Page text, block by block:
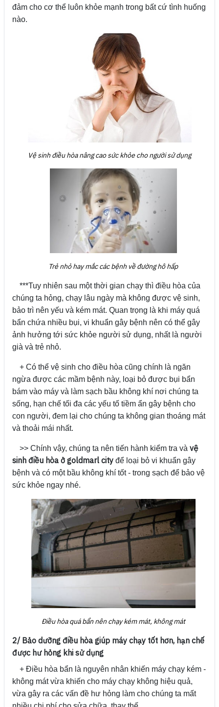
đảm cho cơ thể luôn khỏe mạnh trong bất cứ tình huống
nào.
Vệ sinh điều hòa nâng cao sức khỏe cho người sử dụng
Trẻ nhỏ hay mắc các bệnh về đường hô hấp
***Tuy nhiên sau một thời gian chạy thì điều hòa của
chúng ta hỏng, chạy lâu ngày mà không được vệ sinh,
bảo trì nên yếu và kém mát. Quan trọng là khi máy quá
bẩn chứa nhiều bụi, vi khuẩn gây bệnh nên có thể gây
ảnh hưởng tới sức khỏe người sử dụng, nhất là người
già và trẻ nhỏ.
+ Có thể vệ sinh cho điều hòa cũng chính là ngăn
ngừa được các mầm bệnh này, loại bỏ được bụi bẩn
bám vào máy và làm sạch bầu không khí nơi chúng ta
sống, hạn chế tối đa các yếu tố tiềm ẩn gây bệnh cho
con người, đem lại cho chúng ta không gian thoáng mát
và thoải mái nhất.
>> Chính vậy, chúng ta nên tiến hành kiểm tra và vệ
sinh điều hòa ở goldmarl city để loại bỏ vi khuẩn gây
bệnh và có một bầu không khí tốt - trong sạch để bảo vệ
sức khỏe ngay nhé.
Điều hòa quá bẩn nên chạy kém mát, không mát
2/ Bảo dưỡng điều hòa giúp máy chạy tốt hơn, hạn chế
được hư hỏng khi sử dụng
+ Điều hòa bẩn là nguyên nhân khiến máy chạy kém -
không mát vừa khiến cho máy chạy không hiệu quả,
vừa gây ra các vấn đề hư hỏng làm cho chúng ta mất